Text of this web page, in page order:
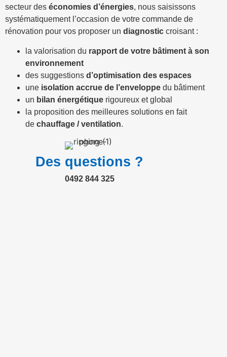
secteur des économies d’énergies, nous saisissons
systématiquement l’occasion de votre commande de
rénovation pour vos proposer un diagnostic croisant :
la valorisation du rapport de votre bâtiment à son
environnement
des suggestions d’optimisation des espaces
une isolation accrue de l’enveloppe du bâtiment
un bilan énergétique rigoureux et global
la proposition des meilleures solutions en fait
de chauffage / ventilation.
Des questions ?
0492 844 325